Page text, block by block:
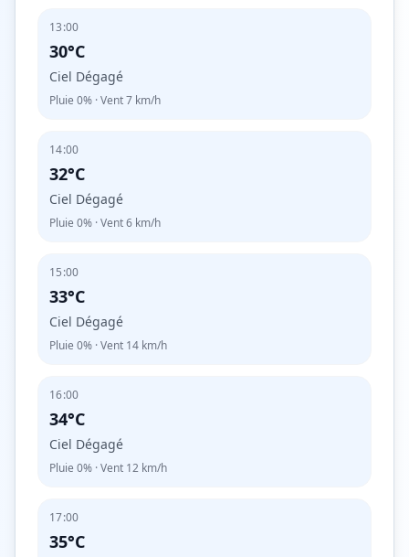
13:00
30°C
Ciel Dégagé
Pluie 0% · Vent7 km/h
14:00
32°C
Ciel Dégagé
Pluie 0% · Vent6 km/h
15:00
33°C
Ciel Dégagé
Pluie 0% · Vent 14 km/h
16:00
34°C
Ciel Dégagé
Pluie 0% · Vent 12 km/h
17:00
35°C